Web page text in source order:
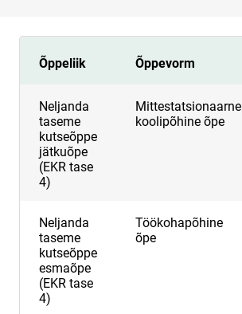
Õppeliik Õppevorm
Neljanda
taseme
kutseõppe
jätkuõpe
(EKR tase
4)
Mittestatsionaarne
koolipõhine õpe
Neljanda
taseme
kutseõppe
esmaõpe
(EKR tase
4)
Töökohapõhine
õpe